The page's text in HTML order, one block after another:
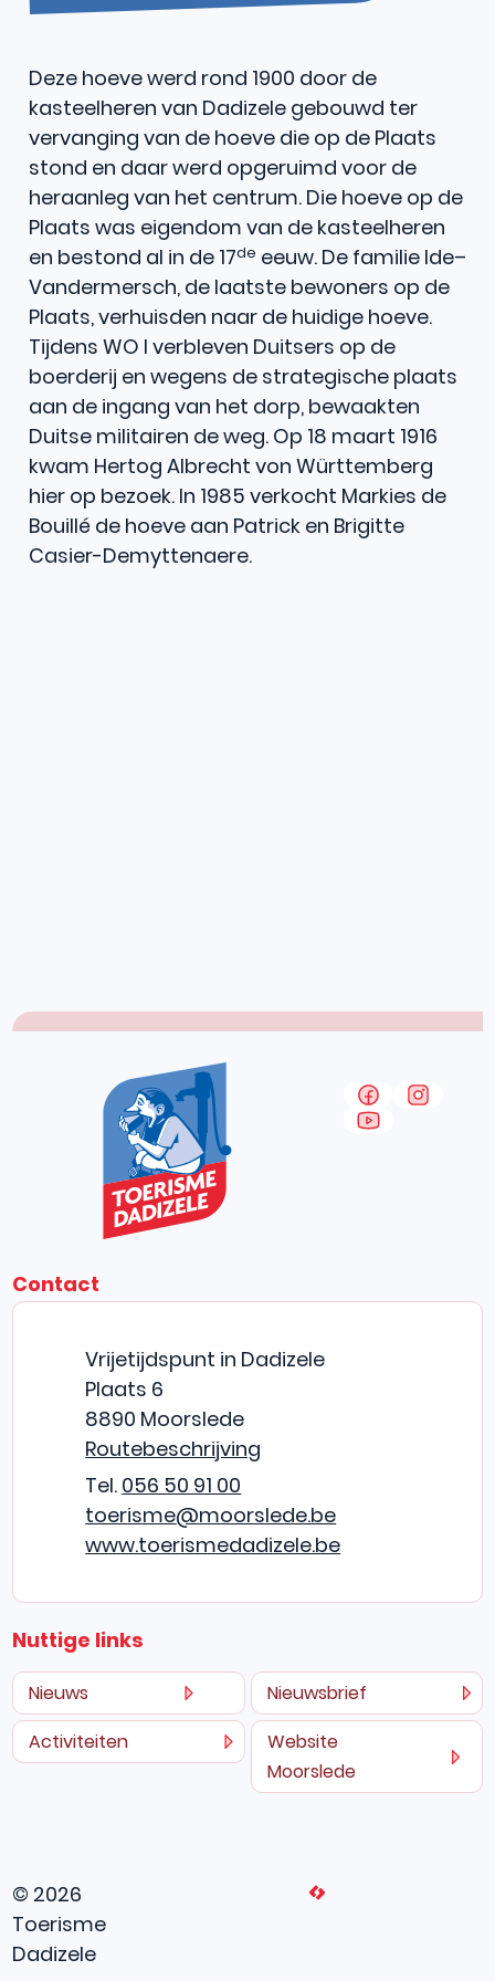
Deze hoeve werd rond 1900 door de
kasteelheren van Dadizele gebouwd ter
vervanging van de hoeve die op de Plaats
stond en daar werd opgeruimd voor de
heraanleg van het centrum. Die hoeve op de
Plaats was eigendom van de kasteelheren
en bestond al in de 17de eeuw. De familie Ide–
Vandermersch, de laatste bewoners op de
Plaats, verhuisden naar de huidige hoeve.
Tijdens WO I verbleven Duitsers op de
boerderij en wegens de strategische plaats
aan de ingang van het dorp, bewaakten
Duitse militairen de weg. Op 18 maart 1916
kwam Hertog Albrecht von Württemberg
hier op bezoek. In 1985 verkocht Markies de
Bouillé de hoeve aan Patrick en Brigitte
Casier-Demyttenaere.
VOLG ONS
Facebook
YouTube
Contact
CONTACT & OPENINGSUREN
AdresVrijetijdspunt in Dadizele
Plaats 6
,8890 Moorslede
Routebeschrijving
056 50 91 00
E-mailtoerisme@moorslede.be
Website
www.toerismedadizele.be
Nuttige links
Nieuws
Nieuwsbrief
Activiteiten
Website
Moorslede
© 2026
Toerisme
Dadizele